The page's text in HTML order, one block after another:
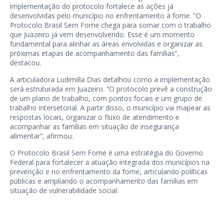
implementação do protocolo fortalece as ações já
desenvolvidas pelo município no enfrentamento à fome. “O
Protocolo Brasil Sem Fome chega para somar com o trabalho
que Juazeiro já vem desenvolvendo. Esse é um momento
fundamental para alinhar as áreas envolvidas e organizar as
próximas etapas de acompanhamento das famílias”,
destacou.
A articuladora Ludimilla Dias detalhou como a implementação
será estruturada em Juazeiro. “O protocolo prevê a construção
de um plano de trabalho, com pontos focais e um grupo de
trabalho intersetorial. A partir disso, o município vai mapear as
respostas locais, organizar o fluxo de atendimento e
acompanhar as famílias em situação de insegurança
alimentar”, afirmou.
O Protocolo Brasil Sem Fome é uma estratégia do Governo
Federal para fortalecer a atuação integrada dos municípios na
prevenção e no enfrentamento da fome, articulando políticas
públicas e ampliando o acompanhamento das famílias em
situação de vulnerabilidade social.